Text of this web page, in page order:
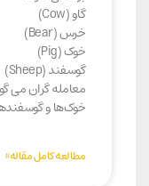
گاو (Cow)
خرس (Bear)
خوک (Pig)
گوسفند (Sheep)
معامله گران می
خوک‌ها و
مطالعه کامل مقاله»